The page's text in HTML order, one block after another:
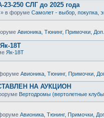
250 СЛГ до 2025 года
» в форуме Самолет - выбор, покупка,
Авионика, Тюнинг, Примочки,
18Т
Як-18Т
Авионика, Тюнинг, Примочки,
НА АУКЦИОН
Вертодромы (вертолетные
Авионика, Тюнинг, Примочки,